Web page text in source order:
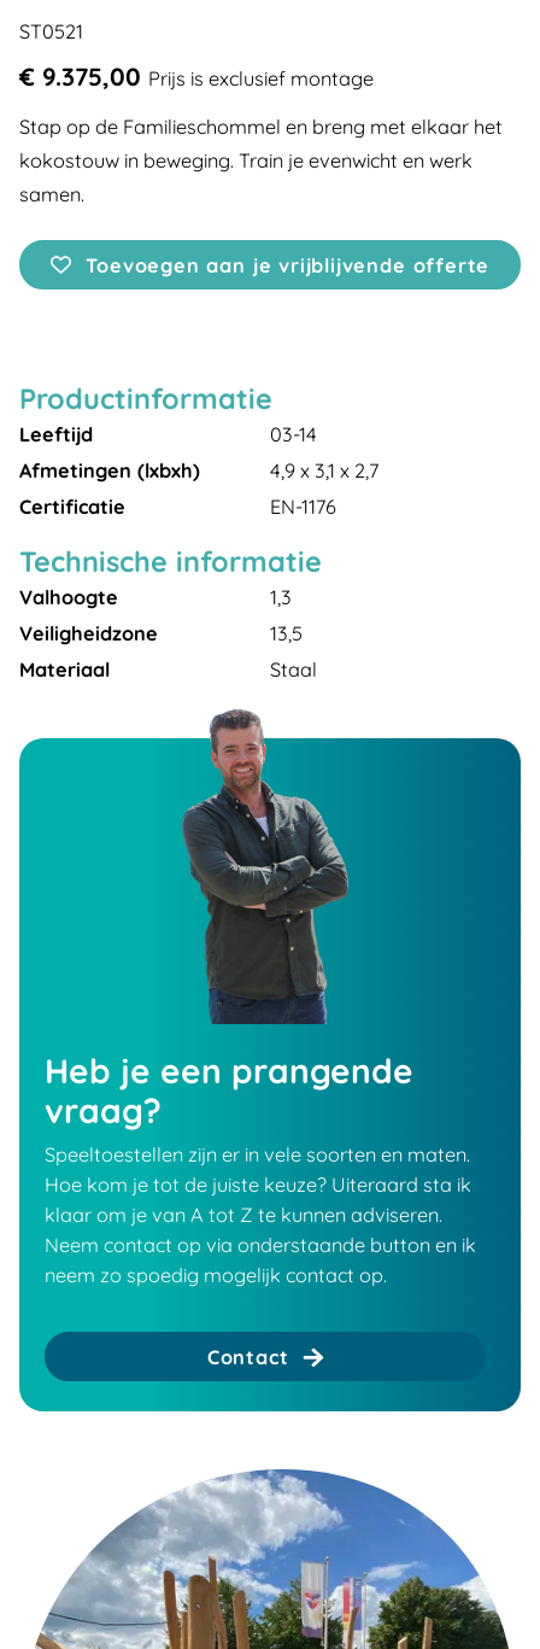
ST0521
€ 9.375,00 Prijs is exclusief montage
Stap op de Familieschommel en breng met elkaar het
kokostouw in beweging. Train je evenwicht en werk
samen.
Toevoegen aan je vrijblijvende offerte
Productinformatie
Leeftijd
03-14
Afmetingen (lxbxh)
4,9 x 3,1 x 2,7
Certificatie
EN-1176
Technische informatie
Valhoogte
1,3
Veiligheidzone
13,5
Materiaal
Staal
Heb je een prangende
vraag?
Speeltoestellen zijn er in vele soorten en maten.
Hoe kom je tot de juiste keuze? Uiteraard sta ik
klaar om je van A tot Z te kunnen adviseren.
Neem contact op via onderstaande button en ik
neem zo spoedig mogelijk contact op.
Contact